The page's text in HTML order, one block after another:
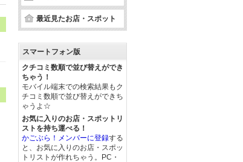
最近見たお店・スポット
スマートフォン版
クチコミ数順で並び替えができ
ちゃう！
モバイル端末での検索結果もク
チコミ数順で並び替えができち
ゃうよ☆
お気に入りのお店・スポットリ
ストを持ち運べる！
かごぶら！メンバーに登録する
と、お気に入りのお店・スポッ
トリストが作れちゃう。PC・